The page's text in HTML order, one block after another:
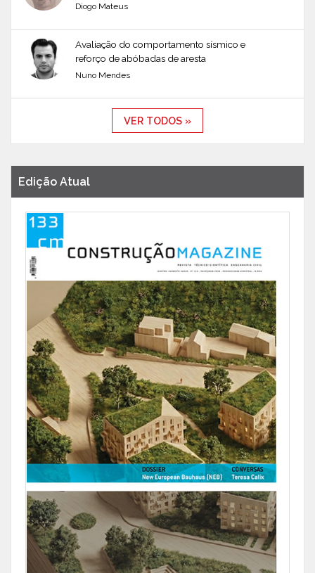
Diogo Mateus
Avaliação do comportamento sísmico e
reforço de abóbadas de aresta
Nuno Mendes
VER TODOS »
Edição Atual